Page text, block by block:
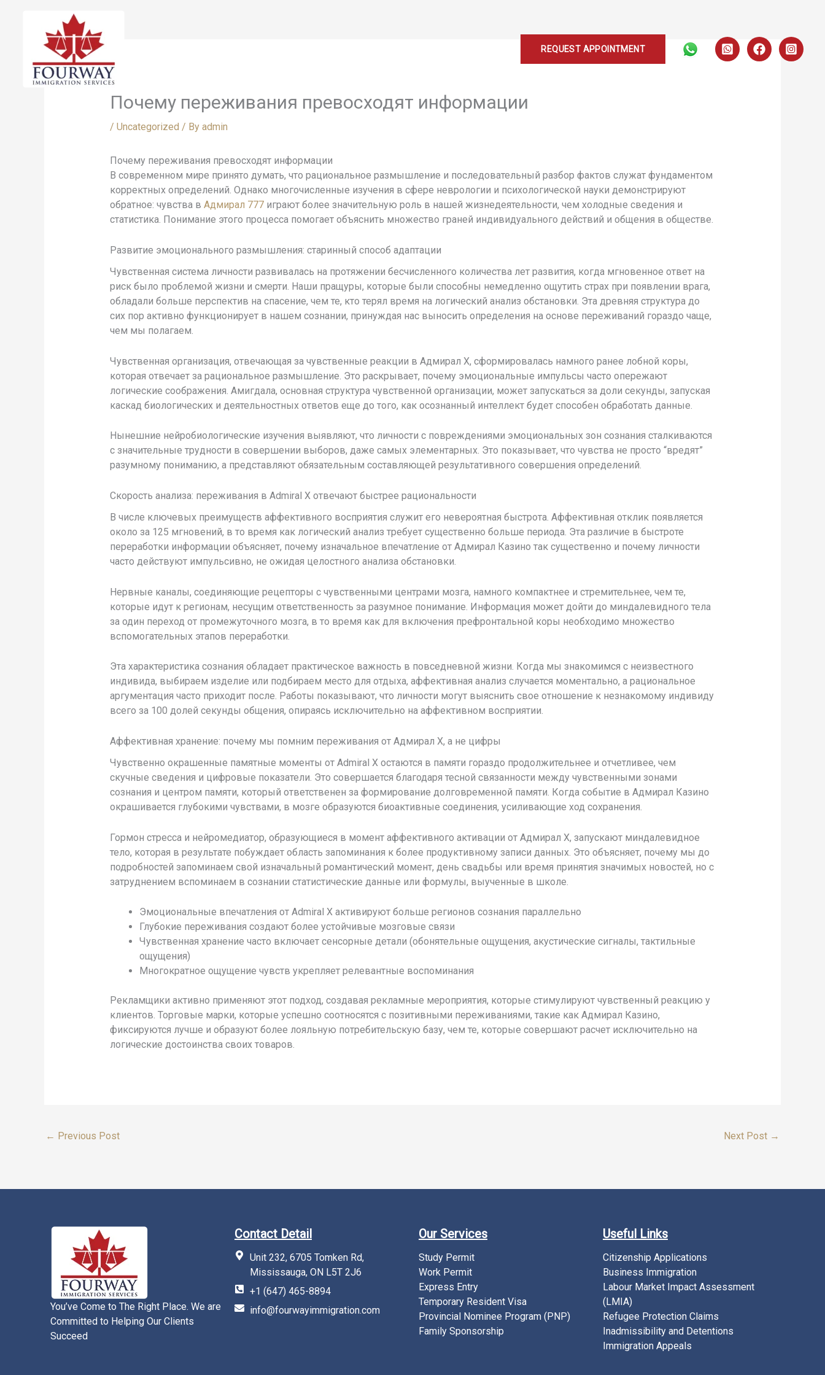
REQUEST APPOINTMENT
Почему переживания превосходят информации
/ Uncategorized / By admin
Почему переживания превосходят информации
В современном мире принято думать, что рациональное размышление и последовательный разбор фактов служат фундаментом
корректных определений. Однако многочисленные изучения в сфере неврологии и психологической науки демонстрируют
обратное: чувства в Адмирал 777играют более значительную роль в нашей жизнедеятельности, чем холодные сведения и
статистика. Понимание этого процесса помогает объяснить множество граней индивидуального действий и общения в обществе.
Развитие эмоционального размышления: старинный способ адаптации
Чувственная система личности развивалась на протяжении бесчисленного количества лет развития, когда мгновенное ответ на
риск было проблемой жизни и смерти. Наши пращуры, которые были способны немедленно ощутить страх при появлении врага,
обладали больше перспектив на спасение, чем те, кто терял время на логический анализ обстановки. Эта древняя структура до
сих пор активно функционирует в нашем сознании, принуждая нас выносить определения на основе переживаний гораздо чаще,
чем мы полагаем.
Чувственная организация, отвечающая за чувственные реакции в Адмирал Х, сформировалась намного ранее лобной коры,
которая отвечает за рациональное размышление. Это раскрывает, почему эмоциональные импульсы часто опережают
логические соображения. Амигдала, основная структура чувственной организации, может запускаться за доли секунды, запуская
каскад биологических и деятельностных ответов еще до того, как осознанный интеллект будет способен обработать данные.
Нынешние нейробиологические изучения выявляют, что личности с повреждениями эмоциональных зон сознания сталкиваются
с значительные трудности в совершении выборов, даже самых элементарных. Это показывает, что чувства не просто “вредят”
разумному пониманию, а представляют обязательным составляющей результативного совершения определений.
Скорость анализа: переживания в Admiral X отвечают быстрее рациональности
В числе ключевых преимуществ аффективного восприятия служит его невероятная быстрота. Аффективная отклик появляется
около за 125 мгновений, в то время как логический анализ требует существенно больше периода. Эта различие в быстроте
переработки информации объясняет, почему изначальное впечатление от Адмирал Казино так существенно и почему личности
часто действуют импульсивно, не ожидая целостного анализа обстановки.
Нервные каналы, соединяющие рецепторы с чувственными центрами мозга, намного компактнее и стремительнее, чем те,
которые идут к регионам, несущим ответственность за разумное понимание. Информация может дойти до миндалевидного тела
за один переход от промежуточного мозга, в то время как для включения префронтальной коры необходимо множество
вспомогательных этапов переработки.
Эта характеристика сознания обладает практическое важность в повседневной жизни. Когда мы знакомимся с неизвестного
индивида, выбираем изделие или подбираем место для отдыха, аффективная анализ случается моментально, а рациональное
аргументация часто приходит после. Работы показывают, что личности могут выяснить свое отношение к незнакомому индивиду
всего за 100 долей секунды общения, опираясь исключительно на аффективном восприятии.
Аффективная хранение: почему мы помним переживания от Адмирал Х, а не цифры
Чувственно окрашенные памятные моменты от Admiral X остаются в памяти гораздо продолжительнее и отчетливее, чем
скучные сведения и цифровые показатели. Это совершается благодаря тесной связанности между чувственными зонами
сознания и центром памяти, который ответственен за формирование долговременной памяти. Когда событие в Адмирал Казино
окрашивается глубокими чувствами, в мозге образуются биоактивные соединения, усиливающие ход сохранения.
Гормон стресса и нейромедиатор, образующиеся в момент аффективного активации от Адмирал Х, запускают миндалевидное
тело, которая в результате побуждает область запоминания к более продуктивному записи данных. Это объясняет, почему мы до
подробностей запоминаем свой изначальный романтический момент, день свадьбы или время принятия значимых новостей, но с
затруднением вспоминаем в сознании статистические данные или формулы, выученные в школе.
Эмоциональные впечатления от Admiral X активируют больше регионов сознания параллельно
Глубокие переживания создают более устойчивые мозговые связи
Чувственная хранение часто включает сенсорные детали (обонятельные ощущения, акустические сигналы, тактильные
ощущения)
Многократное ощущение чувств укрепляет релевантные воспоминания
Рекламщики активно применяют этот подход, создавая рекламные мероприятия, которые стимулируют чувственный реакцию у
клиентов. Торговые марки, которые успешно соотносятся с позитивными переживаниями, такие как Адмирал Казино,
фиксируются лучше и образуют более лояльную потребительскую базу, чем те, которые совершают расчет исключительно на
логические достоинства своих товаров.
← Previous Post Next Post →
You’ve Come to The Right Place. We are
Committed to Helping Our Clients
Succeed
Contact Detail
Unit 232, 6705 Tomken Rd,
Mississauga, ON L5T 2J6
+1 (647) 465-8894
info@fourwayimmigration.com
Our Services
Study Permit
Work Permit
Express Entry
Temporary Resident Visa
Provincial Nominee Program (PNP)
Family Sponsorship
Useful Links
Citizenship Applications
Business Immigration
Labour Market Impact Assessment
(LMIA)
Refugee Protection Claims
Inadmissibility and Detentions
Immigration Appeals